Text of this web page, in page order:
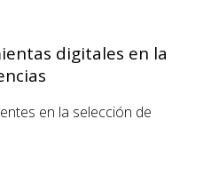
digitales en la